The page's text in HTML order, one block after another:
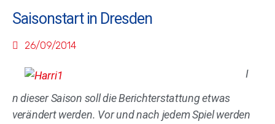
Saisonstart in Dresden
26/09/2014
I
n dieser Saison soll die Berichterstattung etwas
verändert werden. Vor und nach jedem Spiel werden